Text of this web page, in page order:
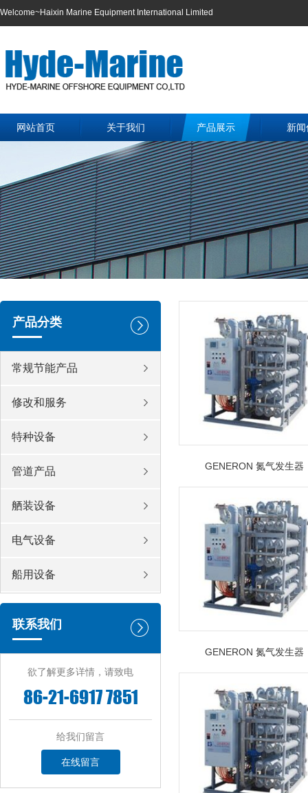
Welcome~Haixin Marine Equipment International Limited
网站首页 关于我们 产品展示 新
产品分类
常规节能产品
修改和服务
特种设备
管道产品
舾装设备
电气设备
船用设备
联系我们
欲了解更多详情，请致电
86-21-6917 7851
给我们留言
在线留言
GENERON 氮气发生器
GENERON 氮气发生器